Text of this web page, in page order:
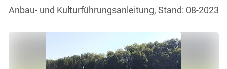
Anbau- und Kulturführungsanleitung, Stand: 08-2023